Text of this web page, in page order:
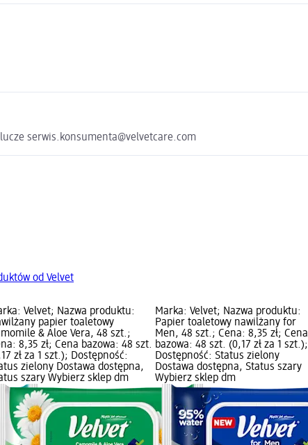
serwis.konsumenta@velvetcare.com
od Velvet
Velvet; Nazwa produktu:
papier toaletowy
& Aloe Vera, 48 szt.;
8,35 zł; Cena bazowa: 48 szt.
zł za 1 szt.); Dostępność:
zielony Dostawa dostępna,
szary Wybierz sklep dm
Marka: Velvet; Nazwa produktu:
Papier toaletowy nawilżany for
Men, 48 szt.; Cena: 8,35 zł; Cena
bazowa: 48 szt. (0,17 zł za 1 szt.);
Dostępność: Status zielony
Dostawa dostępna, Status szary
Wybierz sklep dm